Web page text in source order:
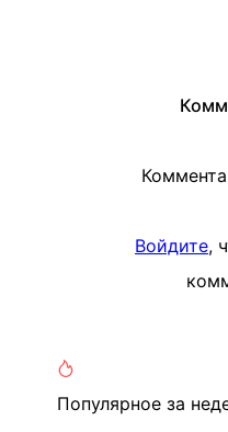
Войдите,
Популярное за